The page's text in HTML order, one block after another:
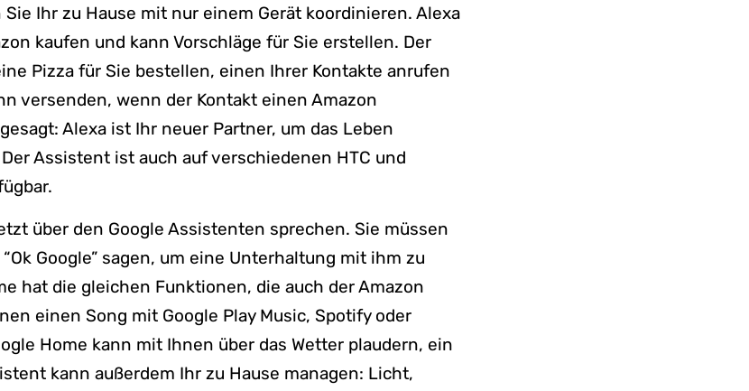
Ihr zu Hause mit nur einem Gerät koordinieren. Alexa
kaufen und kann Vorschläge für Sie erstellen. Der
Pizza für Sie bestellen, einen Ihrer Kontakte anrufen
versenden, wenn der Kontakt einen Amazon
Alexa ist Ihr neuer Partner, um das Leben
Assistent ist auch auf verschiedenen HTC und
über den Google Assistenten sprechen. Sie müssen
“Ok Google” sagen, um eine Unterhaltung mit ihm zu
hat die gleichen Funktionen, die auch der Amazon
einen Song mit Google Play Music, Spotify oder
Home kann mit Ihnen über das Wetter plaudern, ein
kann außerdem Ihr zu Hause managen: Licht,